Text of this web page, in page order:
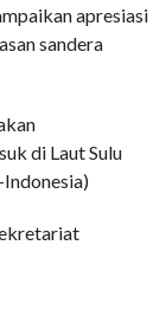
apresiasi
sandera
di Laut Sulu